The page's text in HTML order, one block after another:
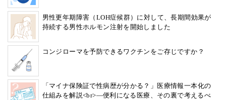
男性更年期障害（LOH症候群）に対して、長期間効果が
持続する男性ホルモン注射を開始しました
コンジローマを予防できるワクチンをご存じですか？
「マイナ保険証で性病歴が分かる？」医療情報一本化の
仕組みを解説<br>―便利になる医療、その裏で考えるべ